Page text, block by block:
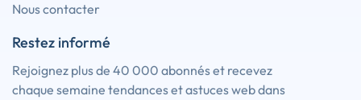
Nous contacter
Restez informé
Rejoignez plus de 40 000 abonnés et recevez
chaque semaine tendances et astuces web dans